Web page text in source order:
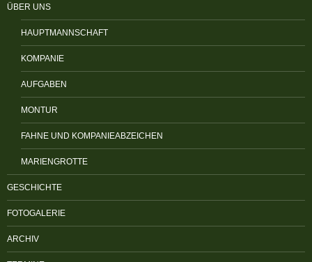
ÜBER UNS
HAUPTMANNSCHAFT
KOMPANIE
AUFGABEN
MONTUR
FAHNE UND KOMPANIEABZEICHEN
MARIENGROTTE
GESCHICHTE
FOTOGALERIE
ARCHIV